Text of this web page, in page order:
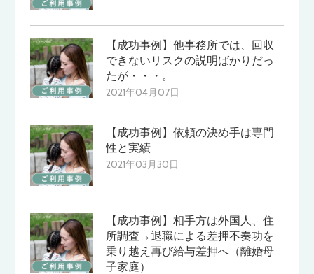
【成功事例】他事務所では、回収
できないリスクの説明ばかりだっ
たが・・・。
2021年04月07日
【成功事例】依頼の決め手は専門
性と実績
2021年03月30日
【成功事例】相手方は外国人、住
所調査→退職による差押不奏功を
乗り越え再び給与差押へ（離婚母
子家庭）